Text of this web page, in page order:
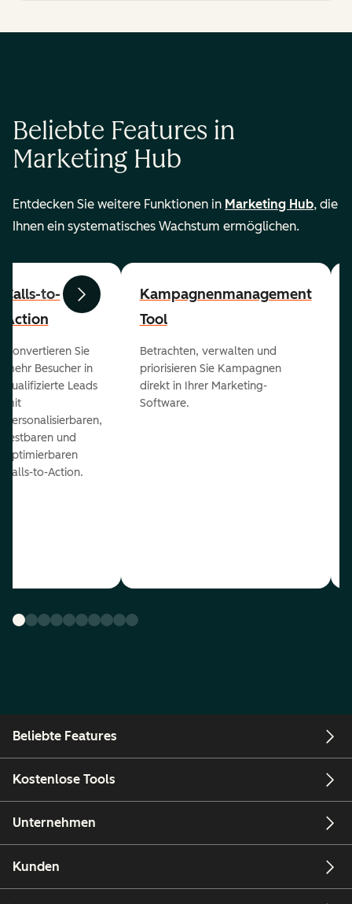
Beliebte Features in
Marketing Hub
Entdecken Sie weitere Funktionen in Marketing Hub, die
Ihnen ein systematisches Wachstum ermöglichen.
ZurückWeiter
Calls-to-
Action
Konvertieren Sie
mehr Besucher in
qualifizierte Leads
mit
personalisierbaren,
testbaren und
optimierbaren
Calls-to-Action.
Kampagnenmanagement
Tool
Betrachten, verwalten und
priorisieren Sie Kampagnen
direkt in Ihrer Marketing-
Software.
Beliebte Features
Kostenlose Tools
Unternehmen
Kunden